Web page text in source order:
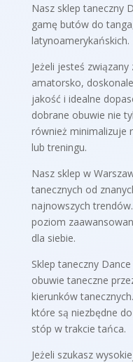
Nasz sklep taneczny
gamę butów do
latynoamerykańskich.
Jeżeli jesteś
amatorsko,
jakość i idealne
dobrane obuwie nie
również minimalizuje
lub treningu.
Nasz sklep w
tanecznych od
najnowszych
poziom
dla siebie.
Sklep taneczny
obuwie taneczne
kierunków
które są niezbędne
stóp w trakcie tańca.
Jeżeli szukasz